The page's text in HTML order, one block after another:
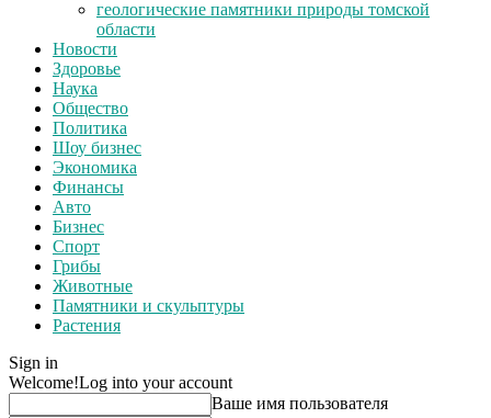
геологические памятники природы томской
области
Новости
Здоровье
Наука
Общество
Политика
Шоу бизнес
Экономика
Финансы
Авто
Бизнес
Спорт
Грибы
Животные
Памятники и скульптуры
Растения
Sign in
Welcome!Log into your account
Ваше имя пользователя